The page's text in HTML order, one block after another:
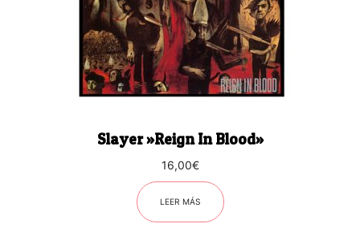
Slayer ‎»Reign In Blood»
16,00€
LEER MÁS